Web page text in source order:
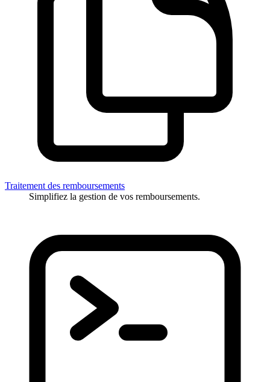
Traitement des remboursements
Simplifiez la gestion de vos remboursements.